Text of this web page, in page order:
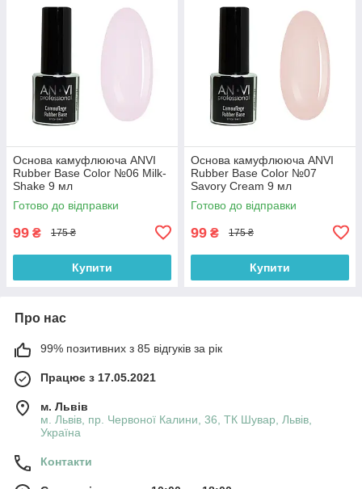
Основа камуфлююча ANVI
Rubber Base Color №06 Milk-
Shake 9 мл
Готово до відправки
99 ₴ 175 ₴
Купити
Основа камуфлююча ANVI
Rubber Base Color №07
Savory Cream 9 мл
Готово до відправки
99 ₴ 175 ₴
Купити
Про нас
99% позитивних з 85 відгуків за рік
Працює з 17.05.2021
м. Львів
м. Львів, пр. Червоної Калини, 36, ТК Шувар, Львів,
Україна
Контакти